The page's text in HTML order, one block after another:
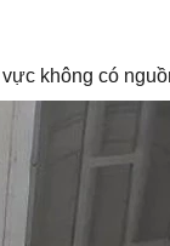
không có